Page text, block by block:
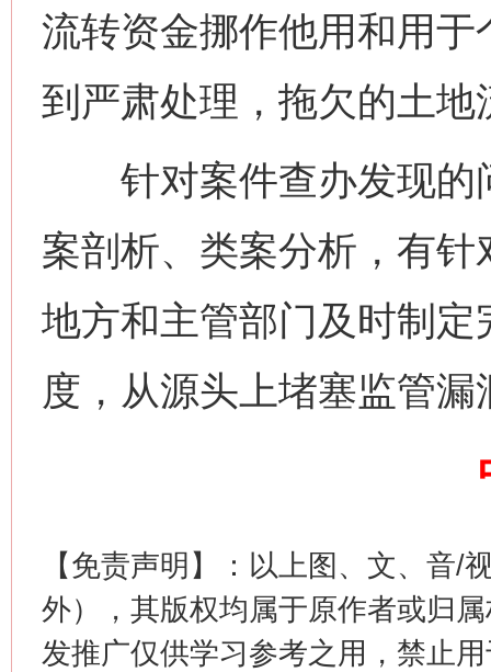
流转资金挪作他用和用
到严肃处理，拖欠的土
针对案件查办发现的
案剖析、类案分析，有
地方和主管部门及时制
度，从源头上堵塞监管
【免责声明】：以上图、文、音/
外），其版权均属于原作者或归
发推广仅供学习参考之用，禁止
网上购药对药下症？
这是一记警钟！ 谢